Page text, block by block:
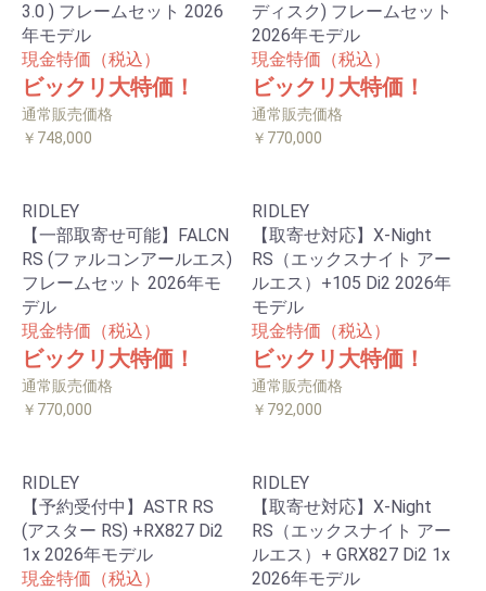
3.0 ) フレームセット 2026
年モデル
現金特価（税込）
ビックリ大特価！
通常販売価格
￥748,000
ディスク) フレームセット
2026年モデル
現金特価（税込）
ビックリ大特価！
通常販売価格
￥770,000
RIDLEY
【一部取寄せ可能】FALCN
RS (ファルコンアールエス)
フレームセット 2026年モ
デル
現金特価（税込）
ビックリ大特価！
通常販売価格
￥770,000
RIDLEY
【取寄せ対応】X-Night
RS（エックスナイト アー
ルエス）+105 Di2 2026年
モデル
現金特価（税込）
ビックリ大特価！
通常販売価格
￥792,000
RIDLEY
【予約受付中】ASTR RS
(アスター RS) +RX827 Di2
1x 2026年モデル
現金特価（税込）
RIDLEY
【取寄せ対応】X-Night
RS（エックスナイト アー
ルエス）+ GRX827 Di2 1x
2026年モデル